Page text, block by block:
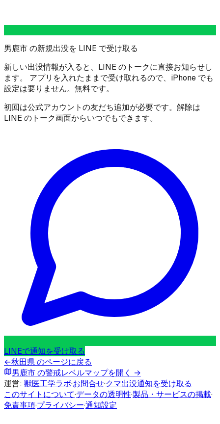
男鹿市 の新規出没を LINE で受け取る
新しい出没情報が入ると、LINE のトークに直接お知らせし
ます。 アプリを入れたままで受け取れるので、iPhone でも
設定は要りません。無料です。
初回は公式アカウントの友だち追加が必要です。解除は
LINE のトーク画面からいつでもできます。
LINEで通知を受け取る
←秋田県のページに戻る
男鹿市の警戒レベルマップを開く →
運営: 獣医工学ラボ·お問合せ·クマ出没通知を受け取る
このサイトについて·データの透明性·製品・サービスの掲載·
免責事項·プライバシー·通知設定